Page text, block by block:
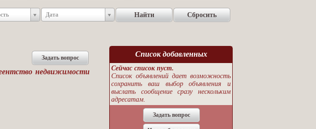
Дата
недвижимости
Список добавленных
Сейчас список пуст.
Список объявлений дает возможность
сохранить ваш выбор объявления и
выслать сообщение сразу нескольким
адресатам.